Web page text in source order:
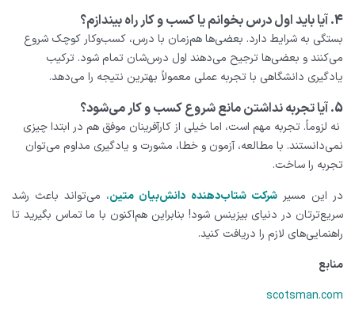
4. آیا باید اول درس بخوانم یا کسب‌ و کار راه بیندازم؟
بستگی به شرایط دارد. بعضی‌ها هم‌زمان با درس، کسب‌وکار کوچک شروع
می‌کنند و بعضی‌ها ترجیح می‌دهند اول درس‌شان تمام شود. ترکیب
یادگیری دانشگاهی با تجربه عملی معمولاً بهترین نتیجه را می‌دهد.
5. آیا تجربه نداشتن مانع شروع کسب‌ و کار می‌شود؟
نه لزوماً. تجربه مهم است، اما خیلی از کارآفرینان موفق هم در ابتدا چیزی
نمی‌دانستند. با مطالعه، آزمون و خطا، مشورت و یادگیری مداوم می‌توان
تجربه را ساخت.
در این مسیرشرکت شتاب‌دهنده دانش‌بیان متین، می‌تواند باعث رشد
سریع‌تر‌تان در دنیای بیزینس شود! بنابراین هم‌اکنون با ما تماس بگیرید تا
راهنمایی‌های لازم را دریافت کنید.
منابع
scotsman.com